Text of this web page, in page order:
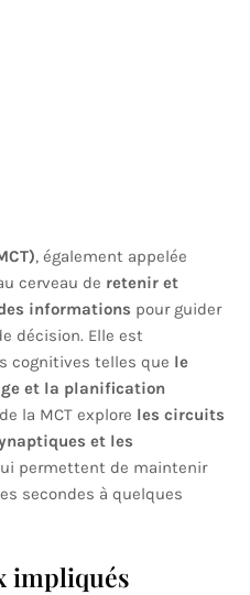
, également appelée
cerveau de retenir et
informations pour guider
décision. Elle est
cognitives telles que le
et la planification
la MCT explore les circuits
et les
permettent de maintenir
secondes à quelques
impliqués